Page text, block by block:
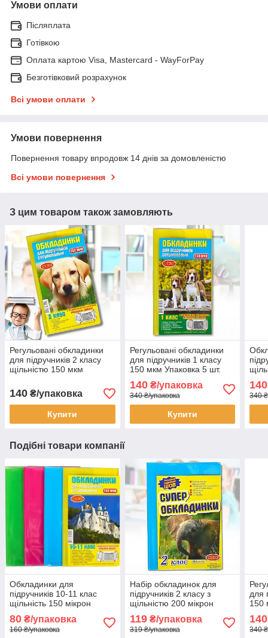
Умови оплати
Післяплата
Готівкою
Оплата картою Visa, Mastercard - WayForPay
Безготівковий розрахунок
Всі умови оплати
Умови повернення
Повернення товару впродовж 14 днів за домовленістю
Всі умови повернення
З цим товаром також замовляють
Регульовані обкладинки
для підручників 2 класу
щільністю 150 мкм
140 ₴/упаковка
Купити
Регульовані обкладинки
для підручників 1 класу
150 мкм Упаковка 5 шт.
140₴/упаковка
340 ₴/упаковка
Купити
140
340
Подібні товари компанії
Обкладинки для
підручників 10-11 клас
щільність 150 мікрон
обкладинок
80 ₴/упаковка
160 ₴/упаковка
Набір обкладинок для
підручників 2 класу з
щільністю 200 мікрон
119₴/упаковка
319 ₴/упаковка
для
150
140
340